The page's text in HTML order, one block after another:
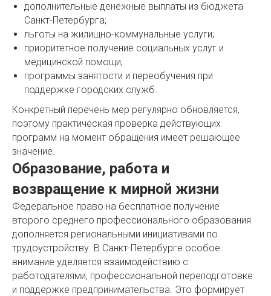
дополнительные денежные выплаты из бюджета
Санкт-Петербурга;
льготы на жилищно-коммунальные услуги;
приоритетное получение социальных услуг и
медицинской помощи;
программы занятости и переобучения при
поддержке городских служб.
Конкретный перечень мер регулярно обновляется,
поэтому практическая проверка действующих
программ на момент обращения имеет решающее
значение.
Образование, работа и
возвращение к мирной жизни
Федеральное право на бесплатное получение
второго среднего профессионального образования
дополняется региональными инициативами по
трудоустройству. В Санкт-Петербурге особое
внимание уделяется взаимодействию с
работодателями, профессиональной переподготовке
и поддержке предпринимательства. Это формирует